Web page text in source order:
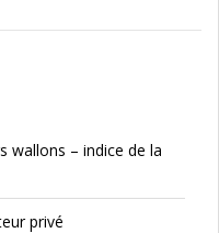
wallons – indice de la
privé